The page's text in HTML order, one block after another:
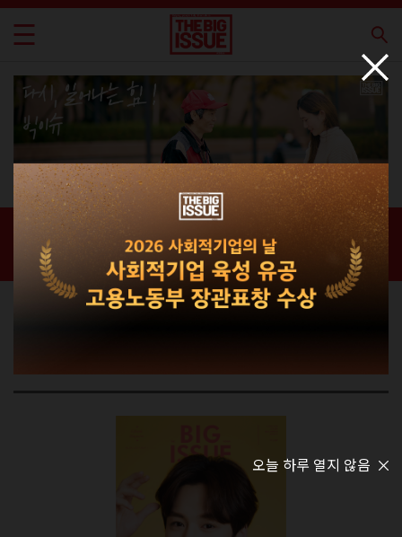
신간 · 과월호
홈 / 매거진 / 신간 · 과월호
오늘 하루 열지 않음